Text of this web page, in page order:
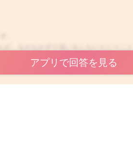
うになっているということで、普段はう
の腕を前に片方伸ばすという事は、もう
必要になりますし、筋力も必要になると
アプリで回答を見る